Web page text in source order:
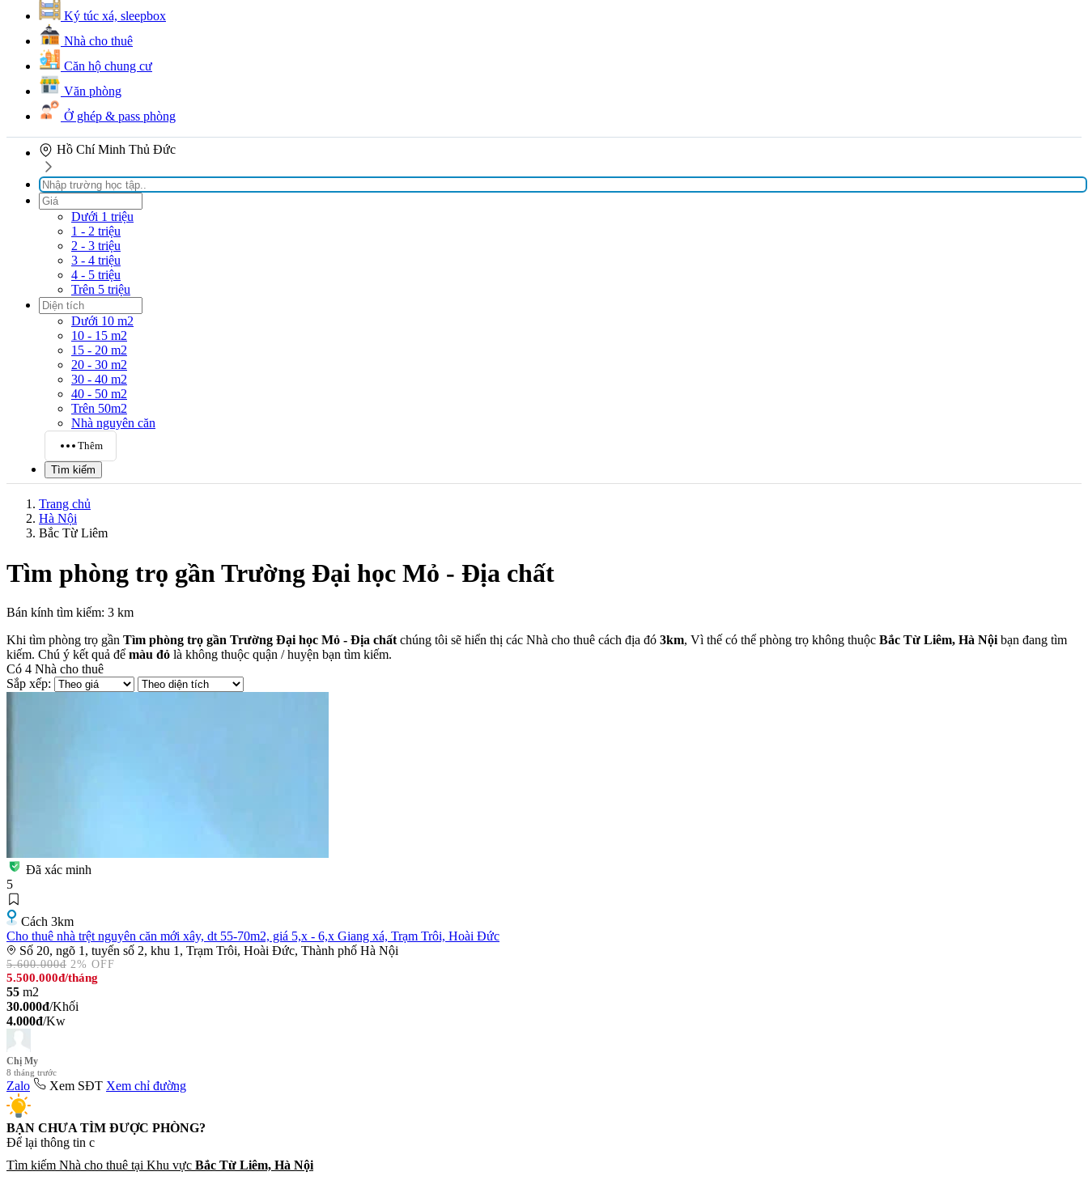
Ký túc xá, sleepbox
Nhà cho thuê
Căn hộ chung cư
Văn phòng
Ở ghép & pass phòng
Hồ Chí Minh Thủ Đức
Dưới 1 triệu
1 - 2 triệu
2 - 3 triệu
3 - 4 triệu
4 - 5 triệu
Trên 5 triệu
Dưới 10 m2
10 - 15 m2
15 - 20 m2
20 - 30 m2
30 - 40 m2
40 - 50 m2
Trên 50m2
Nhà nguyên căn
Thêm
Tìm kiếm
Trang chủ
Hà Nội
Bắc Từ Liêm
Tìm phòng trọ gần Trường Đại học Mỏ - Địa chất
Bán kính tìm kiếm: 3 km
Khi tìm phòng trọ gần Tìm phòng trọ gần Trường Đại học Mỏ - Địa chất chúng tôi sẽ hiển thị các Nhà cho thuê cách địa đó 3km, Vì thế có thể phòng trọ không thuộc Bắc Từ Liêm, Hà Nội bạn đang tìm
kiếm. Chú ý kết quả để màu đỏ là không thuộc quận / huyện bạn tìm kiếm.
Có 4 Nhà cho thuê
Sắp xếp:
Đã xác minh
5
Cách 3km
Cho thuê nhà trệt nguyên căn mới xây, dt 55-70m2, giá 5,x - 6,x Giang xá, Trạm Trôi, Hoài Đức
Số 20, ngõ 1, tuyến số 2, khu 1, Trạm Trôi, Hoài Đức, Thành phố Hà Nội
5.600.000đ 2% OFF
5.500.000đ/tháng
55 m2
30.000đ/Khối
4.000đ/Kw
Chị My
8 tháng trước
Zalo Xem SĐT Xem chỉ đường
BẠN CHƯA TÌM ĐƯỢC PHÒNG?
Để lại thông tin chuyên v
Tìm kiếm Nhà cho thuê tại Khu vực Bắc Từ Liêm, Hà Nội